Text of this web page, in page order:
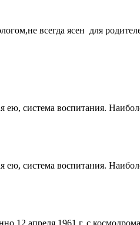
всегда ясен для
ею, система воспитания.
ею, система воспитания.
апреля 1961 г. с